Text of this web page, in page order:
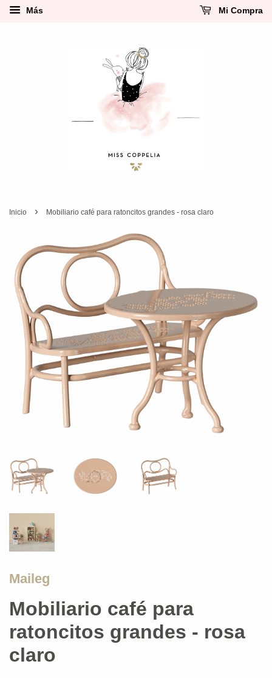
Más Mi Compra
Inicio › Mobiliario café para ratoncitos grandes - rosa claro
Maileg
Mobiliario café para
ratoncitos grandes - rosa
claro